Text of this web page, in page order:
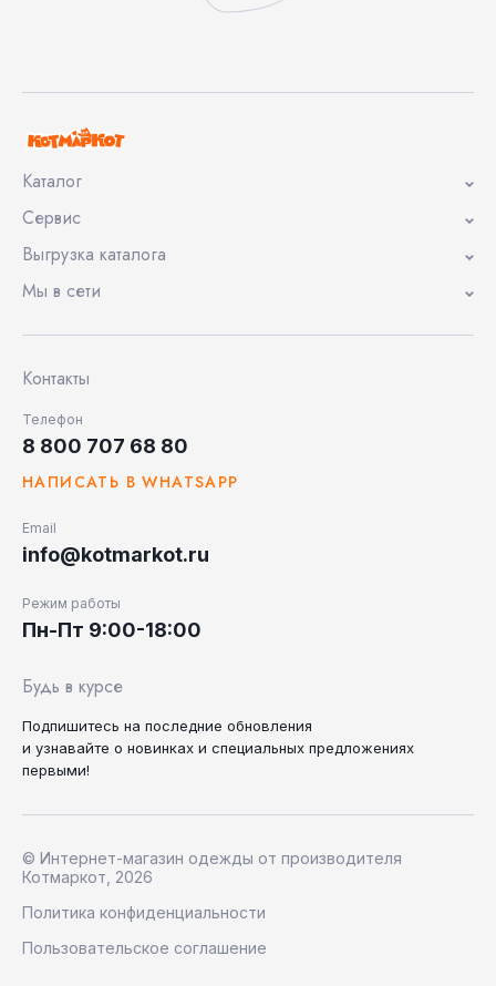
Каталог
Сервис
Выгрузка каталога
Мы в сети
Контакты
Телефон
8 800 707 68 80
НАПИСАТЬ В WHATSAPP
Email
info@kotmarkot.ru
Режим работы
Пн-Пт 9:00-18:00
Будь в курсе
Подпишитесь на последние обновления
и узнавайте о новинках и специальных предложениях
первыми!
© Интернет-магазин одежды от производителя
Котмаркот, 2026
Политика конфиденциальности
Пользовательское соглашение